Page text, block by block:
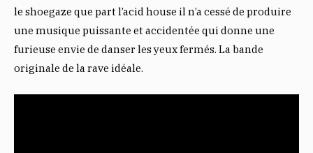
le shoegaze que part l’acid house il n’a cessé de produire
une musique puissante et accidentée qui donne une
furieuse envie de danser les yeux fermés. La bande
originale de la rave idéale.